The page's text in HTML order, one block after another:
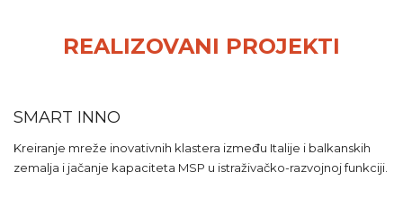
REALIZOVANI PROJEKTI
SMART INNO
Kreiranje mreže inovativnih klastera između Italije i balkanskih
zemalja i jačanje kapaciteta MSP u istraživačko-razvojnoj funkciji.